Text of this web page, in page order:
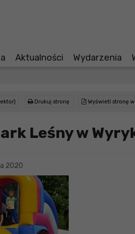
Aktualności Wydarzenia
Drukuj stronę Wyświetl stronę
Leśny w
2020